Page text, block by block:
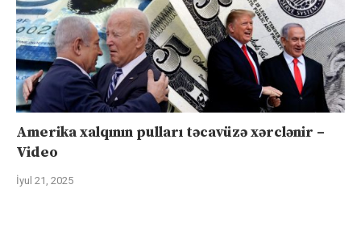
Amerika xalqının pulları təcavüzə xərclənir –
Video
İyul 21, 2025